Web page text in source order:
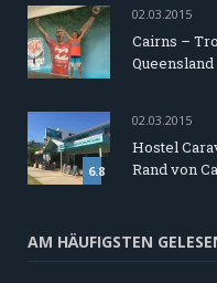
02.03.2015
Cairns –
Queensland
6.8
02.03.2015
Hostel
Rand von
AM HÄUFIGSTEN